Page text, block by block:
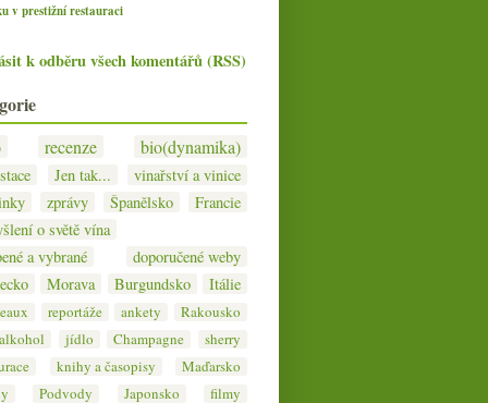
v prestižní restauraci
k odběru všech komentářů (RSS)
recenze bio(dynamika)
Jen tak...
vinařství a vinice
zprávy Španělsko
Francie
o světě vína
a vybrané
doporučené weby
Morava Burgundsko Itálie
reportáže ankety
Rakousko
jídlo Champagne
sherry
knihy a časopisy
Maďarsko
Podvody Japonsko filmy